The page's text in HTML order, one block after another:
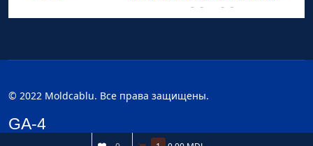
© 2022 Moldcablu. Все права защищены.
GA-4